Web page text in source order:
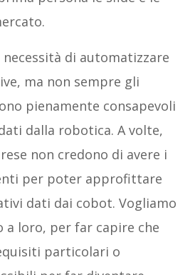
necessità di automatizzare
ma non sempre gli
pienamente consapevoli
dalla robotica. A volte,
non credono di avere i
per poter approfittare
dati dai cobot. Vogliamo
a loro, per far capire che
particolari o